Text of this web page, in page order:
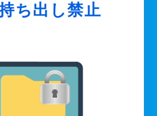
ち出し禁止